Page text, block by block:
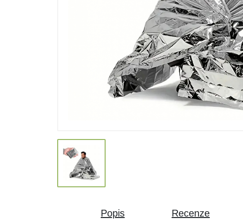
Popis Recenze